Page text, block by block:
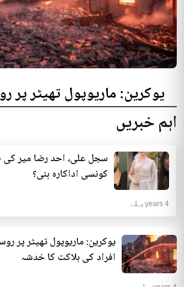
یوکرین: ماریوپول تھیٹر پر
300 افراد کی ہلاکت کا خدشہ
کا خدشہ ظاہر کیا اور کہا کہ کم...
انٹرنیشنل | 4 years پہلے
اہم خبریں
سجل علی، احد رضا میر
کونسی اداکارہ بنی؟
4 years پہلے
افراد کی ہلاکت کا خدشہ